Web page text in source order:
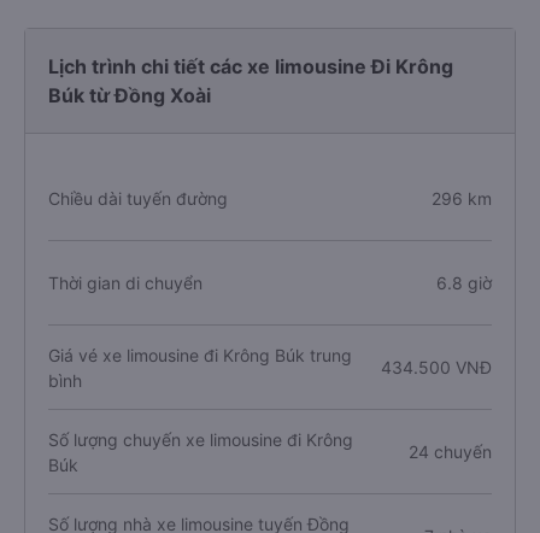
Lịch trình chi tiết các xe limousine Đi Krông
Búk từ Đồng Xoài
Chiều dài tuyến đường 296 km
Thời gian di chuyển 6.8 giờ
Giá vé xe limousine đi Krông Búk trung
bình
434.500 VNĐ
Số lượng chuyến xe limousine đi Krông
Búk
24 chuyến
Số lượng nhà xe limousine tuyến Đồng